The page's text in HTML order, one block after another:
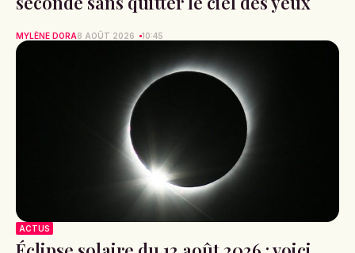
MYLÈNE DORA8 AOÛT 2026 10:45
ACTUS